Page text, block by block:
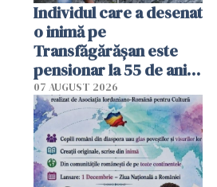
Individul care a desenat
o inimă pe
Transfăgărășan este
pensionar la 55 de ani.
Poliția l-a identificat
07 AUGUST 2026